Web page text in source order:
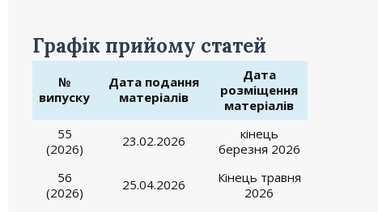
Графік прийому статей
№
випуску
Дата подання
матеріалів
Дата
розміщення
матеріалів
55
(2026)
23.02.2026
кінець
березня 2026
56
(2026)
25.04.2026
Кінець травня
2026